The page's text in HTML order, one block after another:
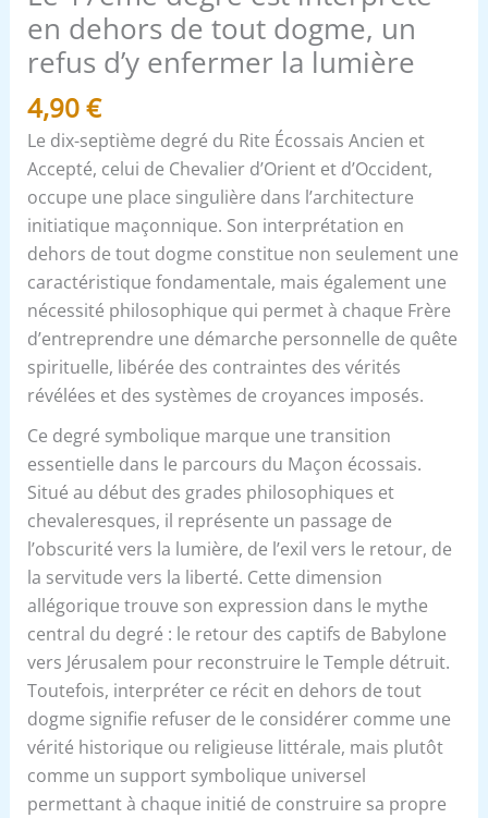
en dehors de tout dogme, un
refus d’y enfermer la lumière
4,90€
Le dix-septième degré du Rite Écossais Ancien et
Accepté, celui de Chevalier d’Orient et d’Occident,
occupe une place singulière dans l’architecture
initiatique maçonnique. Son interprétation en
dehors de tout dogme constitue non seulement une
caractéristique fondamentale, mais également une
nécessité philosophique qui permet à chaque Frère
d’entreprendre une démarche personnelle de quête
spirituelle, libérée des contraintes des vérités
révélées et des systèmes de croyances imposés.
Ce degré symbolique marque une transition
essentielle dans le parcours du Maçon écossais.
Situé au début des grades philosophiques et
chevaleresques, il représente un passage de
l’obscurité vers la lumière, de l’exil vers le retour, de
la servitude vers la liberté. Cette dimension
allégorique trouve son expression dans le mythe
central du degré : le retour des captifs de Babylone
vers Jérusalem pour reconstruire le Temple détruit.
Toutefois, interpréter ce récit en dehors de tout
dogme signifie refuser de le considérer comme une
vérité historique ou religieuse littérale, mais plutôt
comme un support symbolique universel
permettant à chaque initié de construire sa propre
dogme,
un
refus
d’y
enfermer
la
lumière